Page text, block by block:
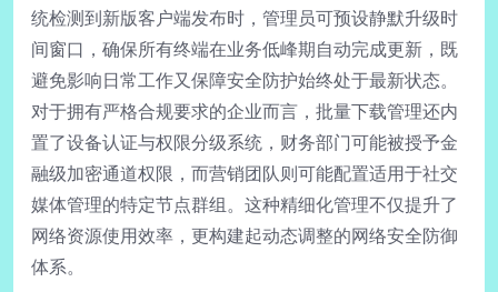
统检测到新版客户端发布时，管理员可预设静默升级时
间窗口，确保所有终端在业务低峰期自动完成更新，既
避免影响日常工作又保障安全防护始终处于最新状态。
对于拥有严格合规要求的企业而言，批量下载管理还内
置了设备认证与权限分级系统，财务部门可能被授予金
融级加密通道权限，而营销团队则可能配置适用于社交
媒体管理的特定节点群组。这种精细化管理不仅提升了
网络资源使用效率，更构建起动态调整的网络安全防御
体系。